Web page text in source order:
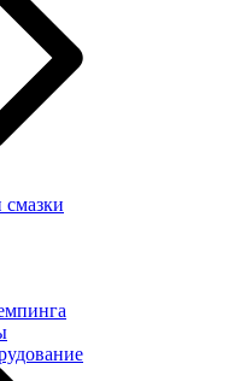
смазки